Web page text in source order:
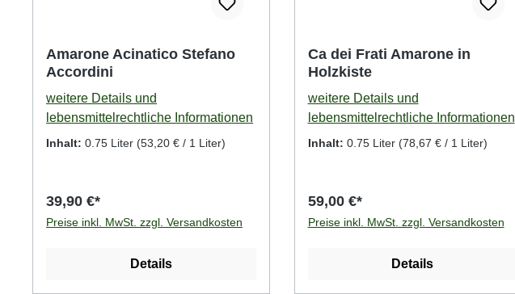
Amarone Acinatico Stefano
Accordini
weitere Details und
lebensmittelrechtliche Informationen
Inhalt: 0.75 Liter (53,20 € / 1 Liter)
39,90 €*
Preise inkl. MwSt. zzgl. Versandkosten
Details
Ca dei Frati Amarone in
Holzkiste
weitere Details und
lebensmittelrechtliche Informationen
Inhalt: 0.75 Liter (78,67 € / 1 Liter)
59,00 €*
Preise inkl. MwSt. zzgl. Versandkosten
Details